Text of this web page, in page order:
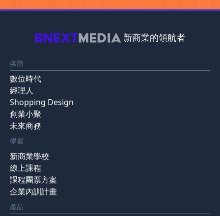
新商業的領航者
媒體
數位時代
經理人
Shopping Design
創業小聚
未來商務
學習
新商業學校
線上課程
課程團票方案
企業內訓計畫
產品